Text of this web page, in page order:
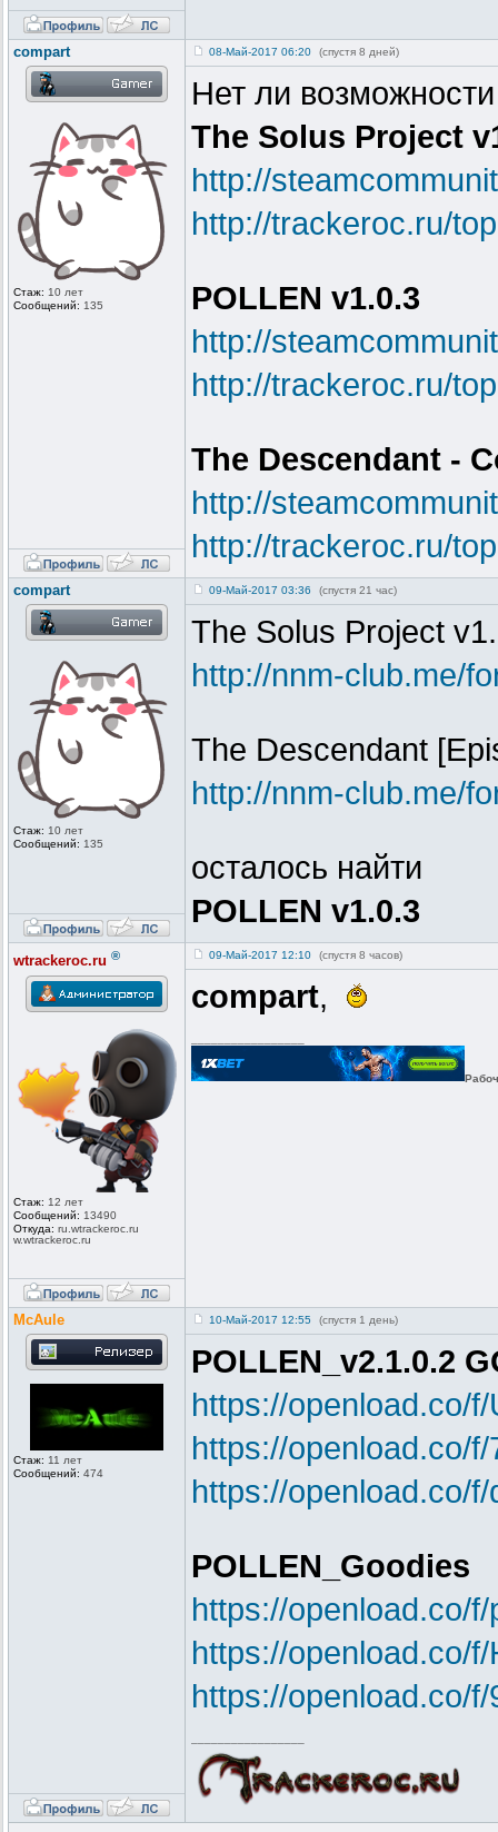
compart
Стаж: 10 лет
Сообщений: 135
08-Май-2017 06:20 (спустя 8 дней)
Нет ли
The Solus Project
http://
http://trackeroc.ru/
POLLEN v1.0.3
http://
http://trackeroc.ru/
The Descendant -
http://
http://trackeroc.ru/
compart
Стаж: 10 лет
Сообщений: 135
09-Май-2017 03:36 (спустя 21 час)
The Solus Project
http://nnm-club.me/
The Descendant
http://nnm-club.me/
осталось найти
POLLEN v1.0.3
wtrackeroc.ru ®
Стаж: 12 лет
Сообщений: 13490
Откуда: ru.wtrackeroc.ru
w.wtrackeroc .ru
09-Май-2017 12:10 (спустя 8 часов)
compart,
McAule
Стаж: 11 лет
Сообщений: 474
10-Май-2017 12:55 (спустя 1 день)
POLLEN_v2.1.0.2
https://openload.co/
https://openload.co/
https://openload.co/
POLLEN_Goodies
https://openload.co/
https://openload.co/
https://openload.co/